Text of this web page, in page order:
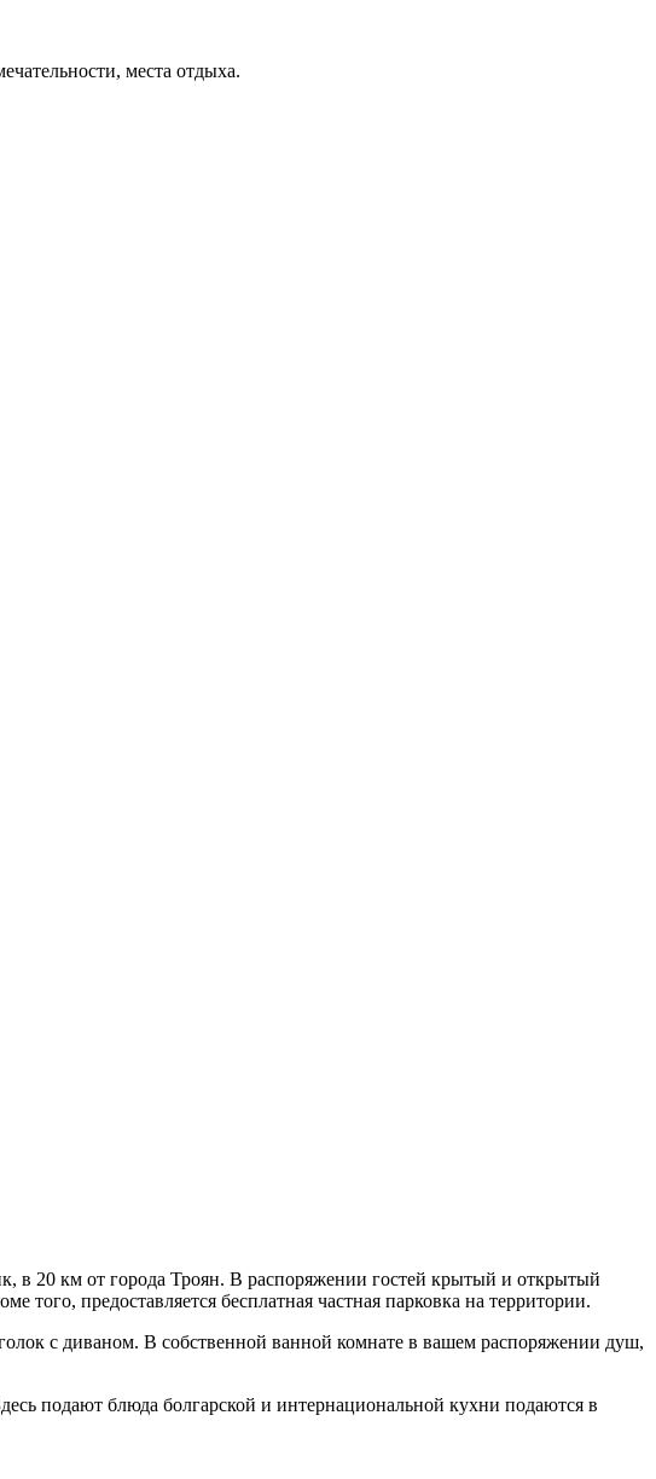
места отдыха.
в 20 км от города Троян. В распоряжении гостей крытый и открытый
предоставляется бесплатная частная парковка на территории.
с диваном. В собственной ванной комнате в вашем распоряжении душ,
подают блюда болгарской и интернациональной кухни подаются в